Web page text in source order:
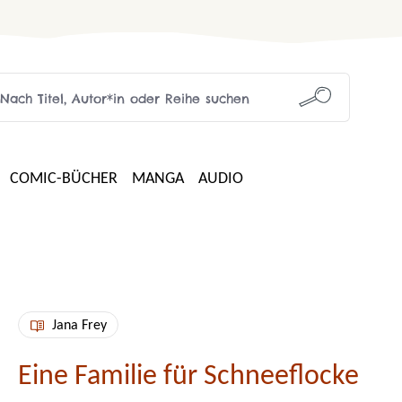
COMIC-BÜCHER MANGA AUDIO
Jana Frey
Eine Familie für Schneeflocke